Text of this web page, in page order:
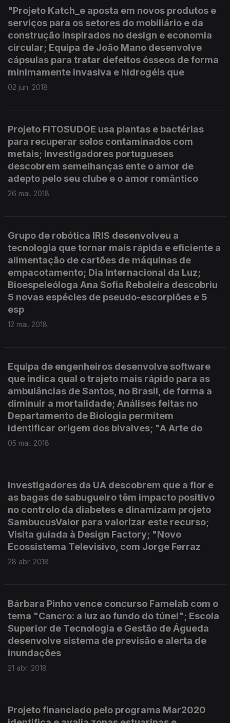
"Projeto Katch_e aposta em novos produtos e
serviços para os setores do mobiliário e da
construção inspirados no design e economia
circular; Equipa de João Mano desenvolve
cápsulas para tratar defeitos ósseos de forma
minimamente invasiva e hidrogéis que
02 jun. 2018
Projeto FITOSUDOE usa plantas e bactérias
para recuperar solos contaminados com
metais; Investigadores portugueses
descobrem semelhanças ente o amor de
adepto pelo seu clube e o amor romântico
26 mai. 2018
Grupo de robótica IRIS desenvolveu a
tecnologia que tornar mais rápida e eficiente a
alimentação de cartões de máquinas de
empacotamento; Dia Internacional da Luz;
Bioespeleóloga Ana Sofia Reboleira descobriu
5 novas espécies de pseudo-escorpiões e 5
esp
12 mai. 2018
Equipa de engenheiros desenvolve software
que indica qual o trajeto mais rápido para as
ambulâncias de Santos, no Brasil, de forma a
diminuir a mortalidade; Análises feitas no
Departamento de Biologia permitem
identificar origem dos bivalves; "A Arte do
05 mai. 2018
Investigadores da UA descobrem que a flor e
as bagas de sabugueiro têm impacto positivo
no controlo da diabetes e dinamizam projeto
SambucusValor para valorizar este recurso;
Visita guiada à Design Factory; "Novo
Ecossistema Televisivo, com Jorge Ferraz
28 abr. 2018
Bárbara Pinho vence concurso Famelab com o
tema "Cancro: a luz ao fundo do túnel"; Escola
Superior de Tecnologia e Gestão de Águeda
desenvolve sistema de previsão e alerta de
inundações
21 abr. 2018
Projeto financiado pelo programa Mar2020